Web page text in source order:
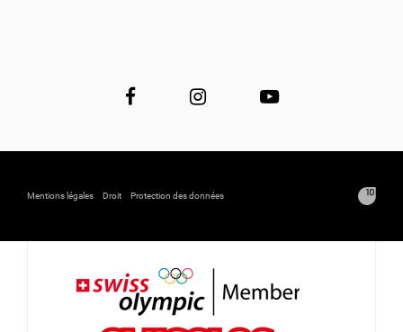
Mentions légales Droit Protection des données